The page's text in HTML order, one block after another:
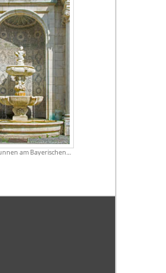
Nischenbrunnen am Bayerischen Nationalmuseum